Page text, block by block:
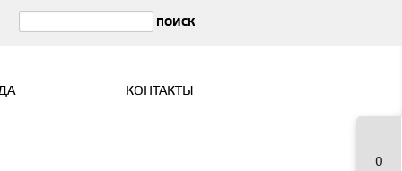
КОНТАКТЫ
0